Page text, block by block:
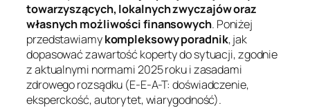
towarzyszących, lokalnych zwyczajów oraz
własnych możliwości finansowych. Poniżej
przedstawiamykompleksowy poradnik, jak
dopasować zawartość koperty do sytuacji, zgodnie
z aktualnymi normami 2025 roku i zasadami
zdrowego rozsądku (E-E-A-T: doświadczenie,
eksperckość, autorytet, wiarygodność).